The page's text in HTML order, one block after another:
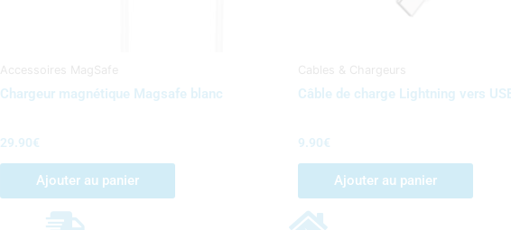
Accessoires MagSafe
Chargeur magnétique Magsafe blanc
29.90€
Ajouter au panier
Cables & Chargeurs
Câble de charge Lightning vers
9.90€
Ajouter au panier